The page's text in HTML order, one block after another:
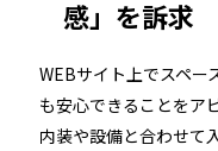
感」を訴求
WEBサイト上でスペー
も安心できることをア
内装や設備と合わせて